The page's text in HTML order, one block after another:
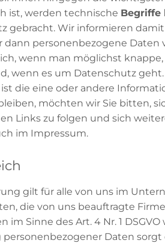
ist, werden technische Begriffe
gebracht. Wir informieren
personenbezogene
wenn man möglichst
wenn es um Datenschutz
die eine oder andere
möchten wir Sie bitten,
Links zu folgen und sich
im Impressum.
gilt für alle von uns im
die von uns beauftragte
im Sinne des Art. 4 Nr. 1
personenbezogener Daten